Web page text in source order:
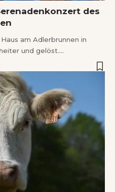
des
am Adlerbrunnen in
und gelöst.…